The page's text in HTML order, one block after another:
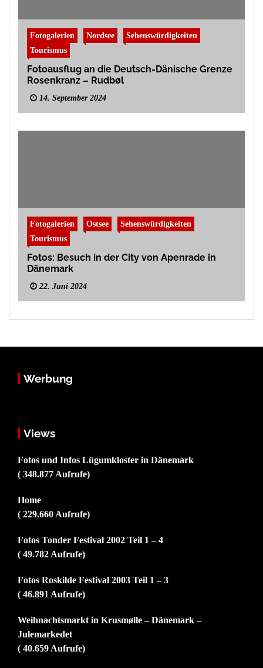
Fotogalerien Nordsee
Sehenswürdigkeiten
Tourismus
Fotoausflug an die Deutsch-Dänische Grenze
Rosenkranz – Rudbøl
14. September 2024
Fotogalerien Ostsee
Sehenswürdigkeiten
Tourismus
Fotos: Besuch in der City von Apenrade in
Dänemark
22. Juni 2024
Werbung
Views
Fotos und Infos Lügumkloster in Dänemark
( 348.877 Aufrufe)
Home
( 229.660 Aufrufe)
Fotos Tonder Festival 2002 Teil 1 – 4
( 49.782 Aufrufe)
Fotos Roskilde Festival 2003 Teil 1 – 3
( 46.891 Aufrufe)
Weihnachtsmarkt in Krusmølle – Dänemark –
Julemarkedet
( 40.659 Aufrufe)